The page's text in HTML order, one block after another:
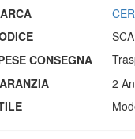
CONSEGNA
2